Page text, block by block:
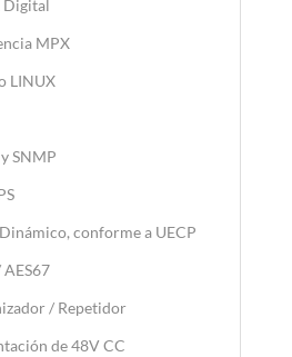
Digital
MPX
LINUX
SNMP
conforme a UECP
/ Repetidor
de 48V CC